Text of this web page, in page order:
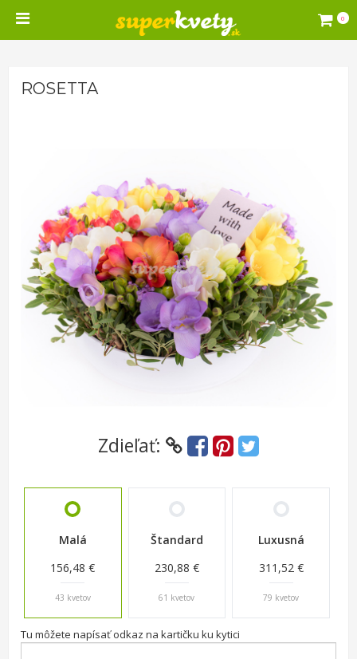
0
ROSETTA
Zdieľať:
Malá
156,48 €
43 kvetov
Štandard
230,88 €
61 kvetov
Luxusná
311,52 €
79 kvetov
Tu môžete napísať odkaz na kartičku ku kytici